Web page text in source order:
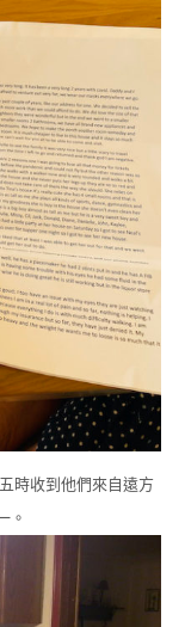
時收到他們來自遠方
。